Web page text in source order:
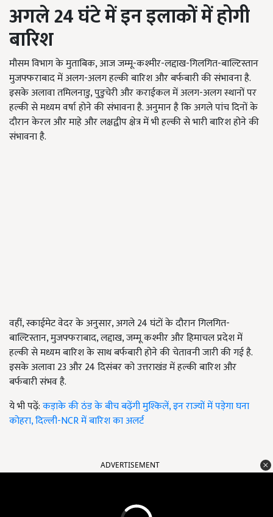
अगले 24 घंटे में इन इलाकों में होगी
बारिश
मौसम विभाग के मुताबिक, आज जम्मू-कश्मीर-लद्दाख-गिलगित-बाल्टिस्तान
मुजफ्फराबाद में अलग-अलग हल्की बारिश और बर्फबारी की संभावना है.
इसके अलावा तमिलनाडु, पुडुचेरी और कराईकल में अलग-अलग स्थानों पर
हल्की से मध्यम वर्षा होने की संभावना है. अनुमान है कि अगले पांच दिनों के
दौरान केरल और माहे और लक्षद्वीप क्षेत्र में भी हल्की से भारी बारिश होने की
संभावना है.
वहीं, स्काईमेट वेदर के अनुसार, अगले 24 घंटों के दौरान गिलगित-
बाल्टिस्तान, मुजफ्फराबाद, लद्दाख, जम्मू कश्मीर और हिमाचल प्रदेश में
हल्की से मध्यम बारिश के साथ बर्फबारी होने की चेतावनी जारी की गई है.
इसके अलावा 23 और 24 दिसंबर को उत्तराखंड में हल्की बारिश और
बर्फबारी संभव है.
ये भी पढ़ें:कड़ाके की ठंड के बीच बढ़ेंगी मुश्किलें, इन राज्यों में पड़ेगा घना
कोहरा, दिल्ली-NCR में बारिश का अलर्ट
ADVERTISEMENT